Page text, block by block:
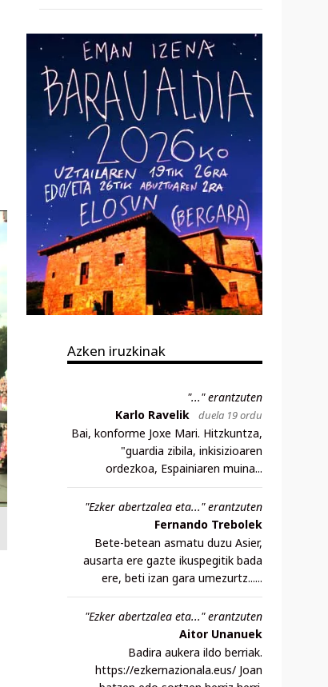
Azken iruzkinak
"..." erantzuten
Karlo Ravelik
duela 19 ordu
Bai, konforme Joxe Mari. Hitzkuntza,
"guardia zibila, inkisizioaren
ordezkoa, Espainiaren muina...
"Ezker abertzalea eta..." erantzuten
Fernando Trebolek
Bete-betean asmatu duzu Asier,
ausarta ere gazte ikuspegitik bada
ere, beti izan gara umezurtz......
"Ezker abertzalea eta..." erantzuten
Aitor Unanuek
Badira aukera ildo berriak.
https://ezkernazionala.eus/ Joan